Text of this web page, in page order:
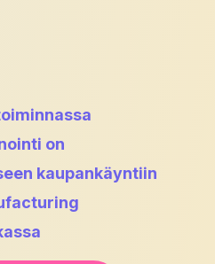
on
kaupankäyntiin